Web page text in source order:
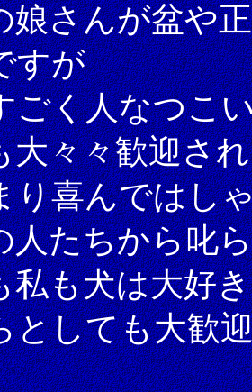
娘さんが盆や
すが
ごく人なつこ
大々々歓迎さ
り喜んではし
人たちから叱
私も犬は大好
としても大歓